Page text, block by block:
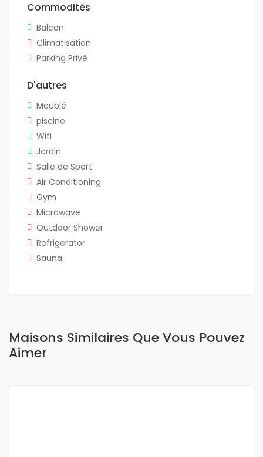
Commodités
Balcon
Climatisation
Parking Privé
D'autres
Meublé
piscine
Wifi
Jardin
Salle de Sport
Air Conditioning
Gym
Microwave
Outdoor Shower
Refrigerator
Sauna
Maisons Similaires Que Vous Pouvez
Aimer